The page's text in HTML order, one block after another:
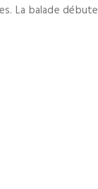
La balade débute